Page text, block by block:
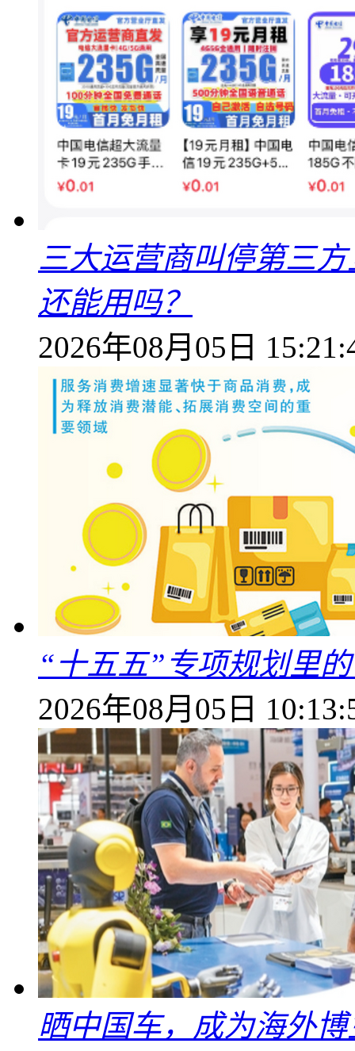
三大运营商叫停第三
还能用吗？
2026年08月05日
“十五五”专项规划里
2026年08月05日
晒中国车，成为海外